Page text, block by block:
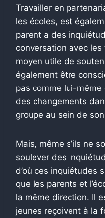
Travailler en
les écoles, est
parent a des
conversation avec
moyen utile de
également être
pas comme lui-même
des changements
groupe au sein de
Mais, même s’ils ne
soulever des
d’où ces inquiétudes
que les parents et
la même direction. Il
jeunes reçoivent à la